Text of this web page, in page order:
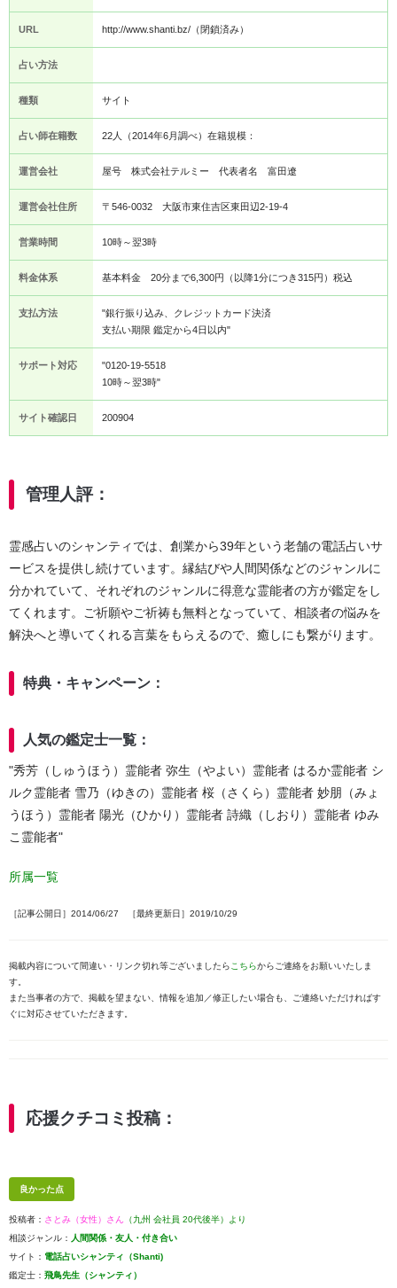
URL http://www.shanti.bz/（閉鎖済み）
占い方法
種類 サイト
占い師在籍数 22人（2014年6月調べ）在籍規模：
運営会社 屋号 株式会社テルミー 代表者名 富田遼
運営会社住所 〒546-0032 大阪市東住吉区東田辺2-19-4
営業時間 10時～翌3時
料金体系 基本料金 20分まで6,300円（以降1分につき315円）税込
支払方法
"銀行振り込み、クレジットカード決済
支払い期限 鑑定から4日以内"
サポート対応
"0120-19-5518
10時～翌3時"
サイト確認日 200904
管理人評：
霊感占いのシャンティでは、創業から39年という老舗の電話占いサ
ービスを提供し続けています。縁結びや人間関係などのジャンルに
分かれていて、それぞれのジャンルに得意な霊能者の方が鑑定をし
てくれます。ご祈願やご祈祷も無料となっていて、相談者の悩みを
解決へと導いてくれる言葉をもらえるので、癒しにも繋がります。
特典・キャンペーン：
人気の鑑定士一覧：
"秀芳（しゅうほう）霊能者 弥生（やよい）霊能者 はるか霊能者 シ
ルク霊能者 雪乃（ゆきの）霊能者 桜（さくら）霊能者 妙朋（みょ
うほう）霊能者 陽光（ひかり）霊能者 詩織（しおり）霊能者 ゆみ
こ霊能者"
所属一覧
［記事公開日］2014/06/27 ［最終更新日］2019/10/29
掲載内容について間違い・リンク切れ等ございましたら こちらからご連絡をお願いいたしま
す。
また当事者の方で、掲載を望まない、情報を追加／修正したい場合も、ご連絡いただければす
ぐに対応させていただきます。
応援クチコミ投稿：
良かった点
投稿者： さとみ（女性）さん （九州 会社員 20代後半）より
相談ジャンル： 人間関係・友人・付き合い
サイト： 電話占いシャンティ（Shanti)
鑑定士： 飛鳥先生（シャンティ）